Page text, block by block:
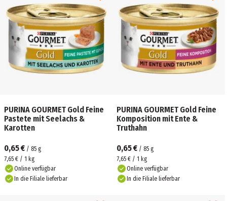
PURINA GOURMET Gold Feine
Pastete mit Seelachs &
Karotten
0,65 € / 85 g
7,65 € / 1 kg
Online verfügbar
In die Filiale lieferbar
PURINA GOURMET Gold Feine
Komposition mit Ente &
Truthahn
0,65 € / 85 g
7,65 € / 1 kg
Online verfügbar
In die Filiale lieferbar